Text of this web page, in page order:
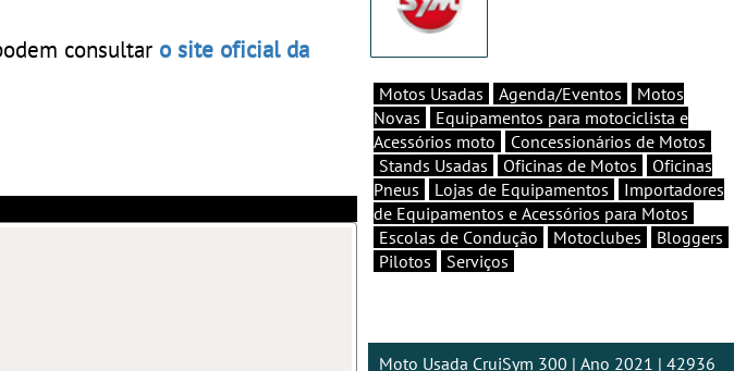
consultar o site oficial da
Motos Usadas Agenda/Eventos
Motos
Novas
Equipamentos para motociclista e
Acessórios moto
Concessionários de Motos
Stands Usadas
Oficinas de Motos
Oficinas
Pneus
Lojas de Equipamentos
Importadores
de Equipamentos e Acessórios para Motos
Escolas de Condução
Motoclubes
Bloggers
Pilotos
Serviços
Moto Usada CruiSym 300 | Ano 2021 | 42936